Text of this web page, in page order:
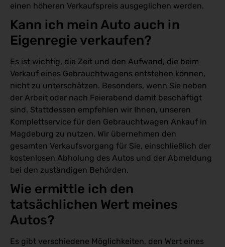
einen höheren Verkaufspreis ausgeglichen werden.
Kann ich mein Auto auch in
Eigenregie verkaufen?
Es ist wichtig, die Zeit und den Aufwand, die beim
Verkauf eines Gebrauchtwagens entstehen können,
nicht zu unterschätzen. Besonders, wenn Sie neben
der Arbeit oder nach Feierabend damit beschäftigt
sind. Stattdessen empfehlen wir Ihnen, unseren
Komplettservice für den Gebrauchtwagen Ankauf in
Magdeburg zu nutzen. Wir übernehmen den
gesamten Verkaufsvorgang für Sie, einschließlich der
kostenlosen Abholung des Autos und der Abmeldung
bei den zuständigen Behörden.
Wie ermittle ich den
tatsächlichen Wert meines
Autos?
Es gibt verschiedene Möglichkeiten, den Wert eines